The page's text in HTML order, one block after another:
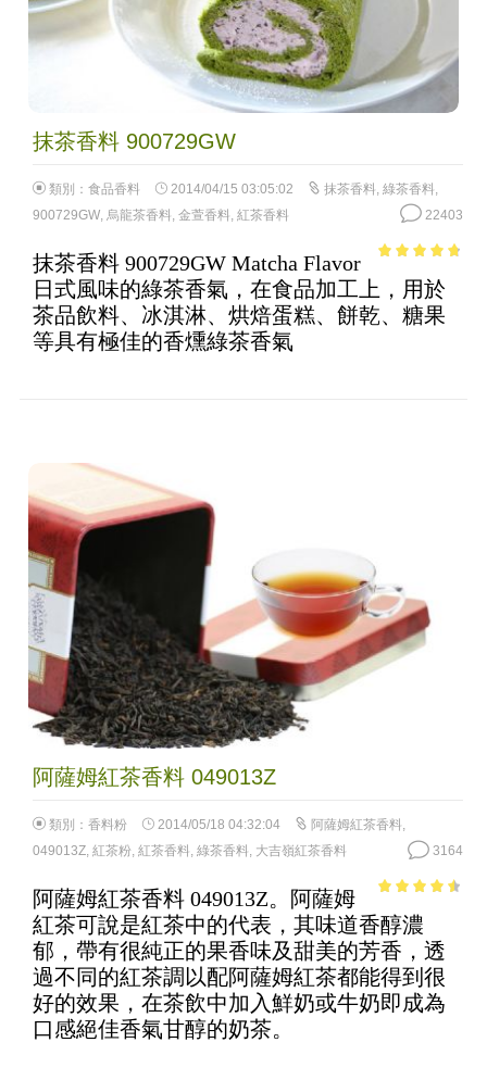
抹茶香料 900729GW
類別： 食品香料 2014/04/15 03:05:02 抹茶香料, 綠茶香料,
900729GW, 烏龍茶香料, 金萱香料, 紅茶香料 22403
5
抹茶香料 900729GW Matcha Flavor
日式風味的綠茶香氣，在食品加工上，用於
茶品飲料、冰淇淋、烘焙蛋糕、餅乾、糖果
等具有極佳的香燻綠茶香氣
阿薩姆紅茶香料 049013Z
類別： 香料粉 2014/05/18 04:32:04 阿薩姆紅茶香料,
049013Z, 紅茶粉, 紅茶香料, 綠茶香料, 大吉嶺紅茶香料 3164
of 5
阿薩姆紅茶香料 049013Z。阿薩姆
紅茶可說是紅茶中的代表，其味道香醇濃
郁，帶有很純正的果香味及甜美的芳香，透
過不同的紅茶調以配阿薩姆紅茶都能得到很
好的效果，在茶飲中加入鮮奶或牛奶即成為
口感絕佳香氣甘醇的奶茶。